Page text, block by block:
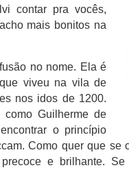
contar pra vocês,
mais bonitos na
no nome. Ela é
viveu na vila de
nos idos de 1200.
Guilherme de
o princípio
Como quer que se
e brilhante. Se